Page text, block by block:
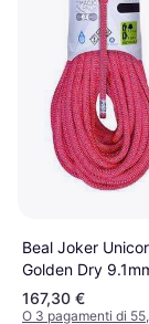
Beal Joker
Golden Dry
60m
167,30 €
O 3 pagamenti di